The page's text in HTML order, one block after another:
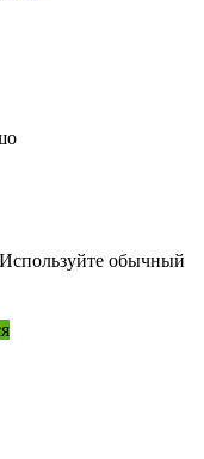
обычный